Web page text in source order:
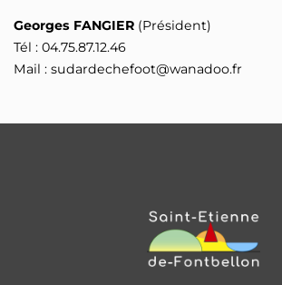
Georges FANGIER (Président)
Tél : 04.75.87.12.46
Mail : sudardechefoot@wanadoo.fr